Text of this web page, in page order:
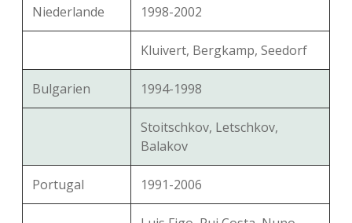
Niederlande 1998-2002
Kluivert, Bergkamp, Seedorf
Bulgarien 1994-1998
Stoitschkov, Letschkov,
Balakov
Portugal 1991-2006